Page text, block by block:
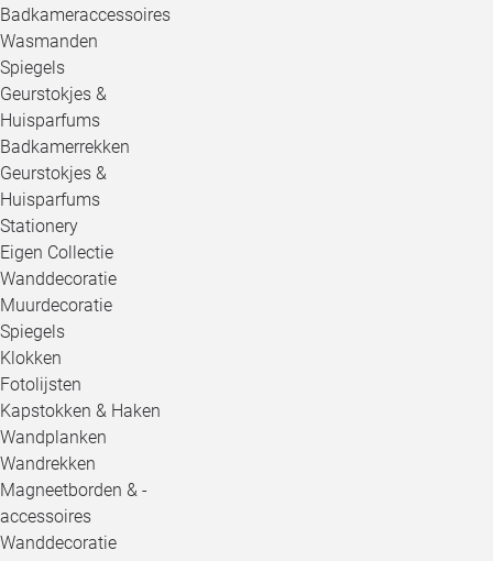
Badkameraccessoires
Wasmanden
Spiegels
Geurstokjes &
Huisparfums
Badkamerrekken
Geurstokjes &
Huisparfums
Stationery
Eigen Collectie
Wanddecoratie
Muurdecoratie
Spiegels
Klokken
Fotolijsten
Kapstokken & Haken
Wandplanken
Wandrekken
Magneetborden & -
accessoires
Wanddecoratie